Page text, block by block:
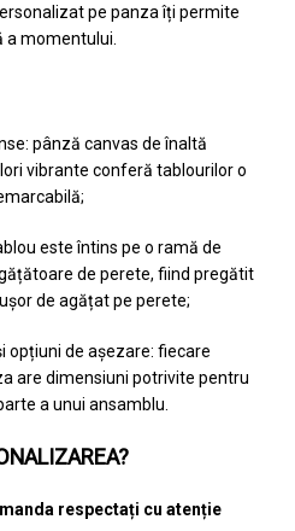
pe panza îți permite
momentului.
pânză canvas de înaltă
vibrante conferă tablourilor o
este întins pe o ramă de
de perete, fiind pregătit
de agățat pe perete;
opțiuni de așezare: fiecare
are dimensiuni potrivite pentru
a unui ansamblu.
respectați cu atenție